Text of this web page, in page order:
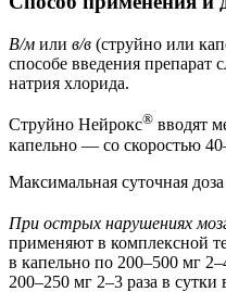
В/м или в/в (струйно или
способе введения препарат
натрия хлорида.
Струйно Нейрокс® вводят
капельно — со скоростью
Максимальная суточная
При острых нарушениях
применяют в комплексной
в капельно по 200–500 мг
200–250 мг 2–3 раза в сутки